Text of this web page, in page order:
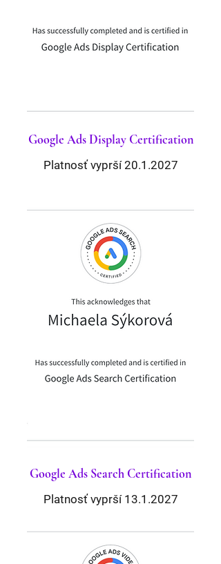
úvodnú konzultáciu.
Google Ads DisplayCertification
Platnosť vyprší20.1.2027
Google Ads SearchCertification
Platnosť vyprší 13.1.2027